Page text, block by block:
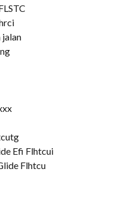
jalan
Efi Flhtcui
Flhtcu